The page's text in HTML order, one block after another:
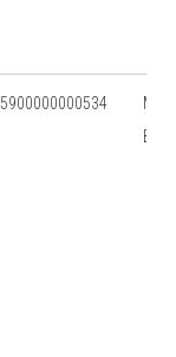
5900000000534